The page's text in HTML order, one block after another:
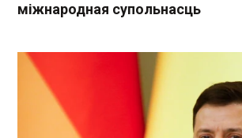
міжнародная супольнасць